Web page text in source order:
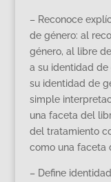
– Reconoce
de género: al
género, al libre
a su identidad
su identidad de
simple
una faceta del
del tratamiento
como una faceta
– Define